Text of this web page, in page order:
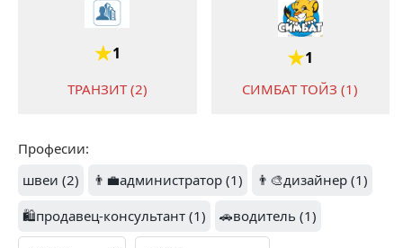
1
ТРАНЗИТ (2)
1
СИМБАТ ТОЙЗ (1)
КРАСНОЕ & БЕЛОЕ (1) ПАРФЮМТРЕЙД (1)
Професии:
швеи (2)
👨‍💼администратор (1)
👨‍🎨дизайнер (1)
🛍️продавец-консультант (1)
🚗водитель (1)